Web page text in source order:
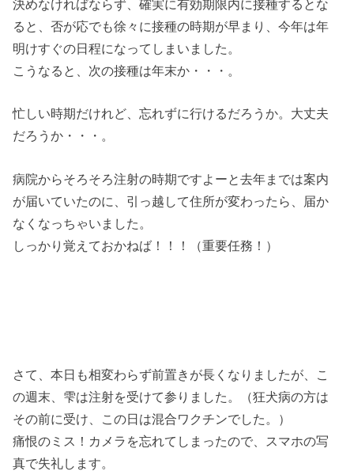
決めなければならず、確実に有効期限内に接種するとな
ると、否が応でも徐々に接種の時期が早まり、今年は年
明けすぐの日程になってしまいました。
こうなると、次の接種は年末か・・・。
忙しい時期だけれど、忘れずに行けるだろうか。大丈夫
だろうか・・・。
病院からそろそろ注射の時期ですよーと去年までは案内
が届いていたのに、引っ越して住所が変わったら、届か
なくなっちゃいました。
しっかり覚えておかねば！！！（重要任務！）
さて、本日も相変わらず前置きが長くなりましたが、こ
の週末、雫は注射を受けて参りました。（狂犬病の方は
その前に受け、この日は混合ワクチンでした。）
痛恨のミス！カメラを忘れてしまったので、スマホの写
真で失礼します。